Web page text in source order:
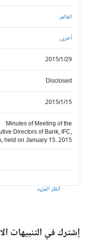
العالم,
أخرى,
2015/1/29
Disclosed
2015/1/15
Minutes of Meeting of the
Directors of Bank, IFC,
held on January 15. 2015
انظر المزيد
إشترك في التنبيهات